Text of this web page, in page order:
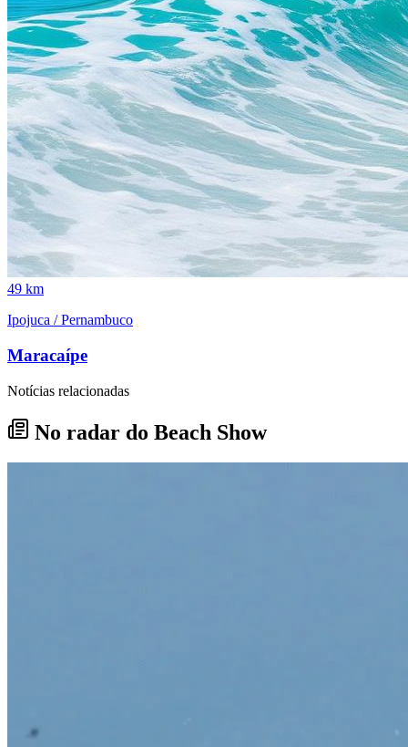
49 km
Ipojuca / Pernambuco
Maracaípe
Notícias relacionadas
No radar do Beach Show